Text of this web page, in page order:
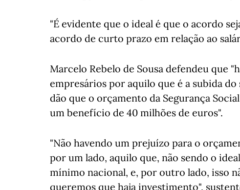
"É evidente que o ideal é que o acordo
acordo de curto prazo em relação ao
Marcelo Rebelo de Sousa defendeu que
empresários por aquilo que é a subida
dão que o orçamento da Segurança
um benefício de 40 milhões de euros".
"Não havendo um prejuízo para o
por um lado, aquilo que, não sendo o
mínimo nacional, e, por outro lado, isso
queremos que haja investimento",